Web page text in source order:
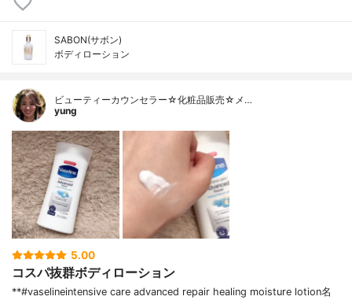
SABON(サボン)
ボディローション
ビューティーカウンセラー☆化粧品販売☆メ…
yung
5.00
コスパ抜群ボディローション
**#vaselineintensive care advanced repair healing moisture lotion名